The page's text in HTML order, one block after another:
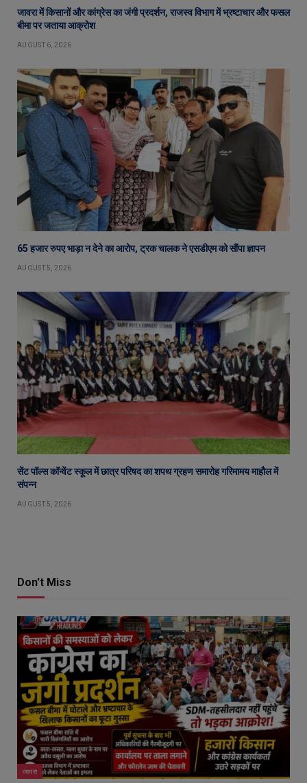
जावरा में किसानों और कांग्रेस का जंगी प्रदर्शन, राजस्व विभाग में भ्रष्टाचार और फसल
बीमा पर जताया आक्रोश
AUGUST 6, 2026
65 हजार रुपए भाड़ा न देने का आरोप, ट्रक चालक ने एसडीएम को सौंपा ज्ञापन
AUGUST 5, 2026
सेंट पॉल्स कॉन्वेंट स्कूल में छात्र परिषद का शपथ ग्रहण समारोह गरिमामय माहौल में
संपन्न
AUGUST 5, 2026
Don't Miss
जावरा